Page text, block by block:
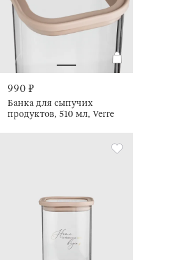
990 ₽
Банка для сыпучих
продуктов, 510 мл, Verre